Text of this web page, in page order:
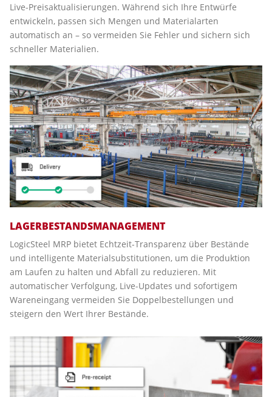
Live-Preisaktualisierungen. Während sich Ihre Entwürfe
entwickeln, passen sich Mengen und Materialarten
automatisch an – so vermeiden Sie Fehler und sichern sich
schneller Materialien.
LAGERBESTANDSMANAGEMENT
LogicSteel MRP bietet Echtzeit-Transparenz über Bestände
und intelligente Materialsubstitutionen, um die Produktion
am Laufen zu halten und Abfall zu reduzieren. Mit
automatischer Verfolgung, Live-Updates und sofortigem
Wareneingang vermeiden Sie Doppelbestellungen und
steigern den Wert Ihrer Bestände.